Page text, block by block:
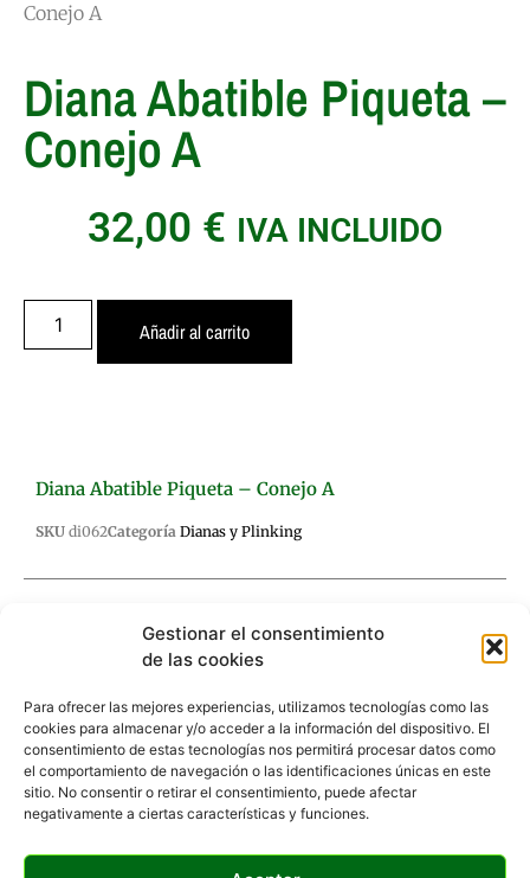
Gestionar el consentimiento
de las cookies
Para ofrecer las mejores experiencias, utilizamos tecnologías como las
cookies para almacenar y/o acceder a la información del dispositivo. El
consentimiento de estas tecnologías nos permitirá procesar datos como
el comportamiento de navegación o las identificaciones únicas en este
sitio. No consentir o retirar el consentimiento, puede afectar
negativamente a ciertas características y funciones.
Conejo A
Diana Abatible Piqueta –
Conejo A
32,00 € IVA INCLUIDO
Añadir al carrito
Diana Abatible Piqueta – Conejo A
SKU di062Categoría Dianas y Plinking
Descripción
El blanco de esta diana puede ampliarse o reducirse